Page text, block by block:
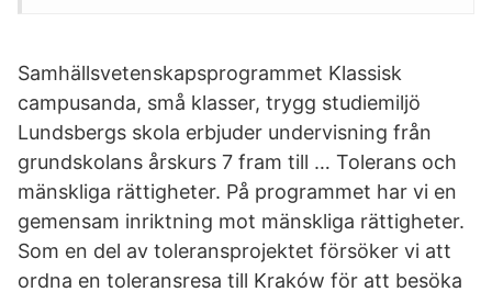
Samhällsvetenskapsprogrammet Klassisk
campusanda, små klasser, trygg studiemiljö
Lundsbergs skola erbjuder undervisning från
grundskolans årskurs 7 fram till … Tolerans och
mänskliga rättigheter. På programmet har vi en
gemensam inriktning mot mänskliga rättigheter.
Som en del av toleransprojektet försöker vi att
ordna en toleransresa till Kraków för att besöka